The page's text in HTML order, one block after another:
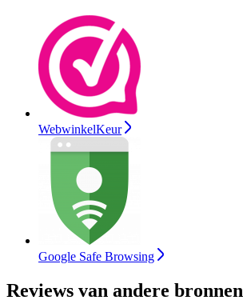
WebwinkelKeur
Google Safe Browsing
Reviews van andere bronnen